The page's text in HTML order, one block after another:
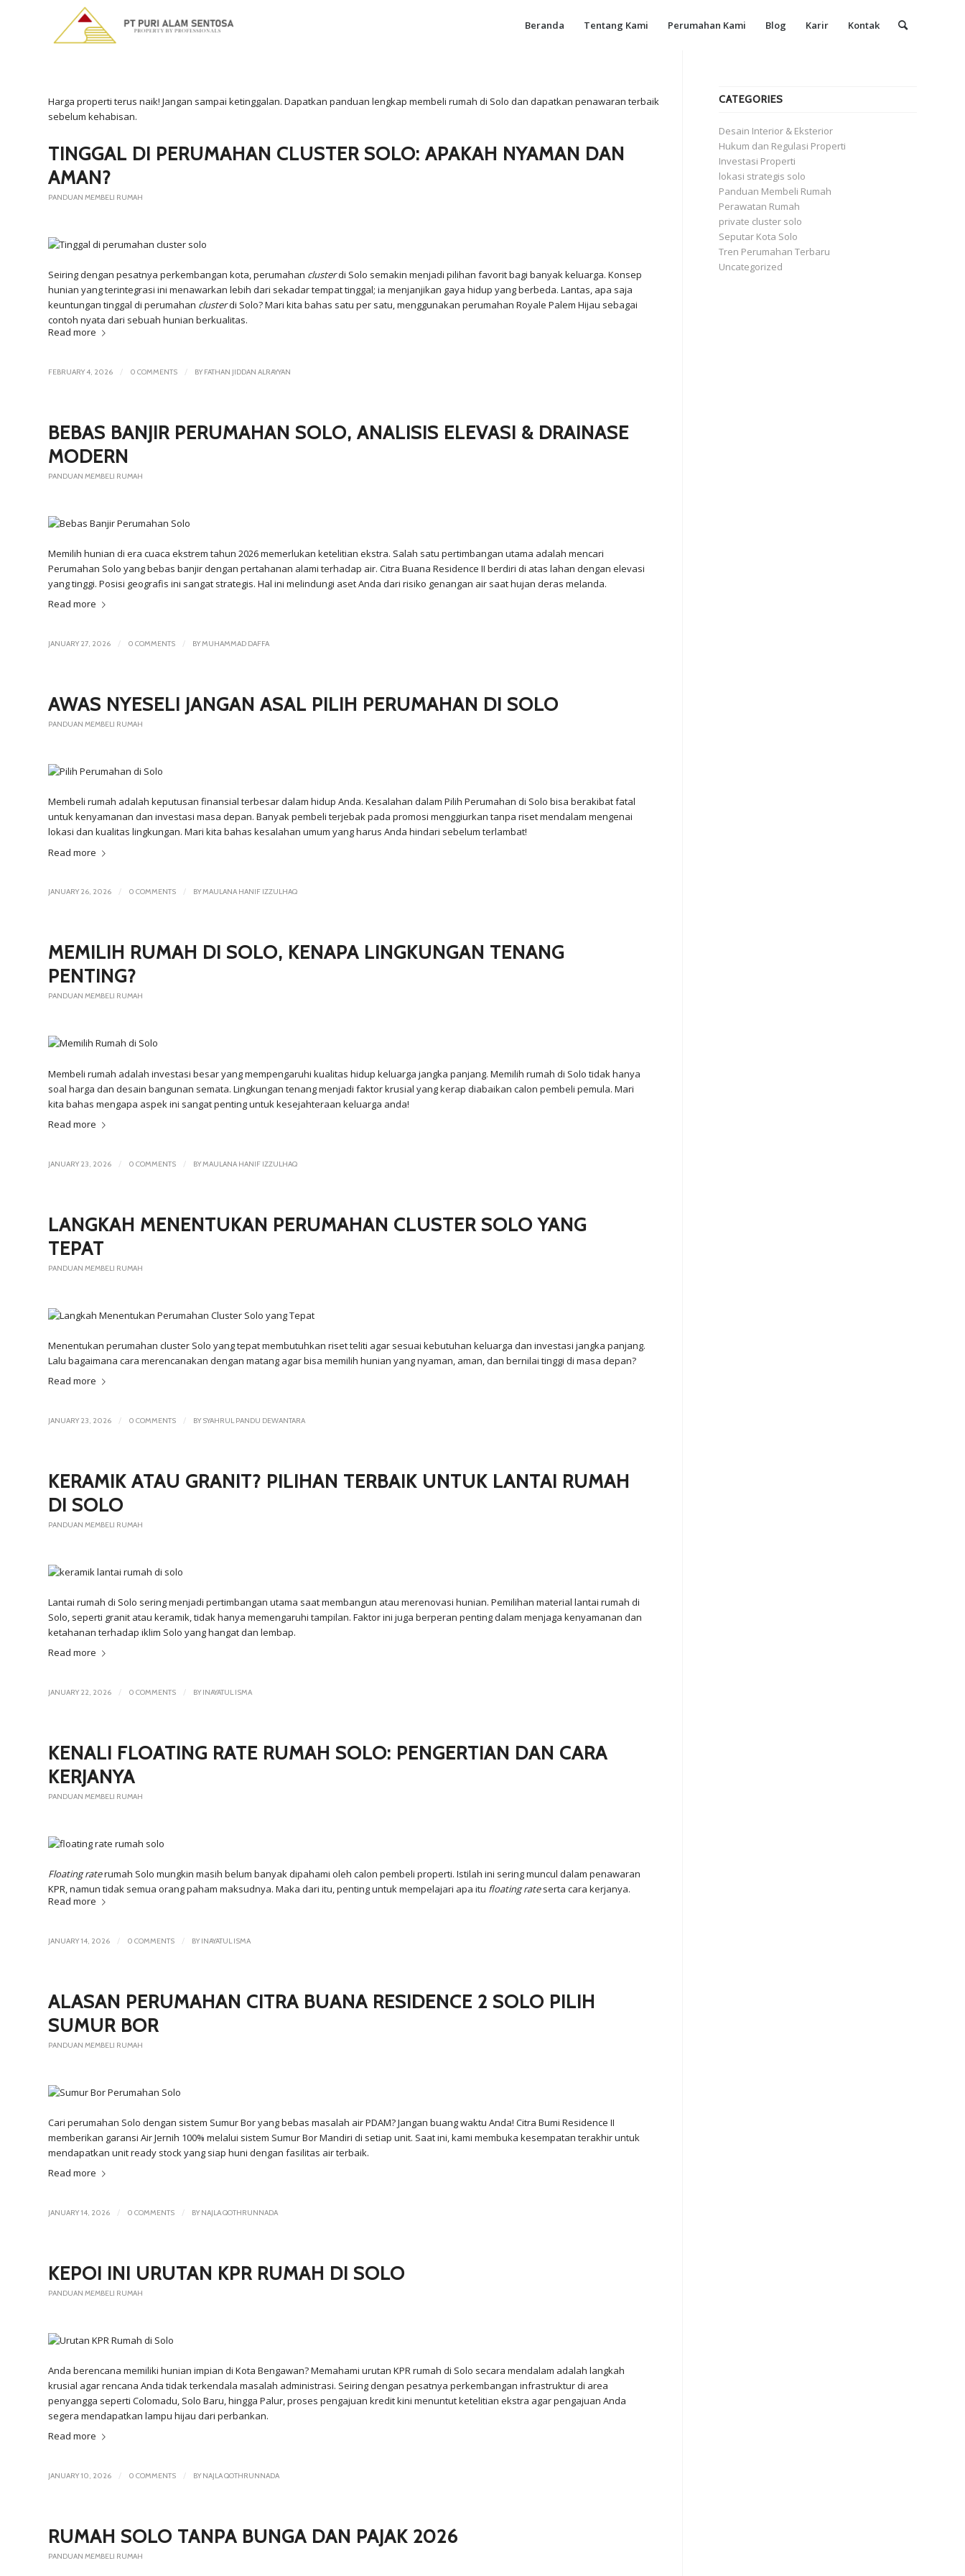
Beranda Tentang Kami Perumahan Kami Blog Karir Kontak
Harga properti terus naik! Jangan sampai ketinggalan. Dapatkan panduan lengkap membeli rumah di Solo dan dapatkan penawaran terbaik
sebelum kehabisan.
TINGGAL DI PERUMAHAN CLUSTER SOLO: APAKAH NYAMAN DAN
AMAN?
PANDUAN MEMBELI RUMAH
Seiring dengan pesatnya perkembangan kota, perumahan clusterdi Solo semakin menjadi pilihan favorit bagi banyak keluarga. Konsep
hunian yang terintegrasi ini menawarkan lebih dari sekadar tempat tinggal; ia menjanjikan gaya hidup yang berbeda. Lantas, apa saja
keuntungan tinggal di perumahan clusterdi Solo? Mari kita bahas satu per satu, menggunakan perumahan Royale Palem Hijau sebagai
contoh nyata dari sebuah hunian berkualitas.
Read more
FEBRUARY 4, 2026 / 0 COMMENTS / BYFATHAN JIDDAN ALRAYYAN
BEBAS BANJIR PERUMAHAN SOLO, ANALISIS ELEVASI & DRAINASE
MODERN
PANDUAN MEMBELI RUMAH
Memilih hunian di era cuaca ekstrem tahun 2026 memerlukan ketelitian ekstra. Salah satu pertimbangan utama adalah mencari
Perumahan Solo yang bebas banjir dengan pertahanan alami terhadap air. Citra Buana Residence II berdiri di atas lahan dengan elevasi
yang tinggi. Posisi geografis ini sangat strategis. Hal ini melindungi aset Anda dari risiko genangan air saat hujan deras melanda.
Read more
JANUARY 27, 2026 / 0 COMMENTS / BYMUHAMMAD DAFFA
AWAS NYESEL! JANGAN ASAL PILIH PERUMAHAN DI SOLO
PANDUAN MEMBELI RUMAH
Membeli rumah adalah keputusan finansial terbesar dalam hidup Anda. Kesalahan dalam Pilih Perumahan di Solo bisa berakibat fatal
untuk kenyamanan dan investasi masa depan. Banyak pembeli terjebak pada promosi menggiurkan tanpa riset mendalam mengenai
lokasi dan kualitas lingkungan. Mari kita bahas kesalahan umum yang harus Anda hindari sebelum terlambat!
Read more
JANUARY 26, 2026 / 0 COMMENTS / BYMAULANA HANIF IZZULHAQ
MEMILIH RUMAH DI SOLO, KENAPA LINGKUNGAN TENANG
PENTING?
PANDUAN MEMBELI RUMAH
Membeli rumah adalah investasi besar yang mempengaruhi kualitas hidup keluarga jangka panjang. Memilih rumah di Solo tidak hanya
soal harga dan desain bangunan semata. Lingkungan tenang menjadi faktor krusial yang kerap diabaikan calon pembeli pemula. Mari
kita bahas mengapa aspek ini sangat penting untuk kesejahteraan keluarga anda!
Read more
JANUARY 23, 2026 / 0 COMMENTS / BYMAULANA HANIF IZZULHAQ
LANGKAH MENENTUKAN PERUMAHAN CLUSTER SOLO YANG
TEPAT
PANDUAN MEMBELI RUMAH
Menentukan perumahan cluster Solo yang tepat membutuhkan riset teliti agar sesuai kebutuhan keluarga dan investasi jangka panjang.
Lalu bagaimana cara merencanakan dengan matang agar bisa memilih hunian yang nyaman, aman, dan bernilai tinggi di masa depan?
Read more
JANUARY 23, 2026 / 0 COMMENTS / BYSYAHRUL PANDU DEWANTARA
KERAMIK ATAU GRANIT? PILIHAN TERBAIK UNTUK LANTAI RUMAH
DI SOLO
PANDUAN MEMBELI RUMAH
Lantai rumah di Solo sering menjadi pertimbangan utama saat membangun atau merenovasi hunian. Pemilihan material lantai rumah di
Solo, seperti granit atau keramik, tidak hanya memengaruhi tampilan. Faktor ini juga berperan penting dalam menjaga kenyamanan dan
ketahanan terhadap iklim Solo yang hangat dan lembap.
Read more
JANUARY 22, 2026 / 0 COMMENTS / BYINAYATUL ISMA
KENALI FLOATING RATE RUMAH SOLO: PENGERTIAN DAN CARA
KERJANYA
PANDUAN MEMBELI RUMAH
Floating raterumah Solo mungkin masih belum banyak dipahami oleh calon pembeli properti. Istilah ini sering muncul dalam penawaran
KPR, namun tidak semua orang paham maksudnya. Maka dari itu, penting untuk mempelajari apa itu floating rateserta cara kerjanya.
Read more
JANUARY 14, 2026 / 0 COMMENTS / BYINAYATUL ISMA
ALASAN PERUMAHAN CITRA BUANA RESIDENCE 2 SOLO PILIH
SUMUR BOR
PANDUAN MEMBELI RUMAH
Cari perumahan Solo dengan sistem Sumur Bor yang bebas masalah air PDAM? Jangan buang waktu Anda! Citra Bumi Residence II
memberikan garansi Air Jernih 100% melalui sistem Sumur Bor Mandiri di setiap unit. Saat ini, kami membuka kesempatan terakhir untuk
mendapatkan unitready stockyang siap huni dengan fasilitas air terbaik.
Read more
JANUARY 14, 2026 / 0 COMMENTS / BYNAJLA QOTHRUNNADA
KEPO! INI URUTAN KPR RUMAH DI SOLO
PANDUAN MEMBELI RUMAH
Anda berencana memiliki hunian impian di Kota Bengawan? Memahami urutan KPR rumah di Solo secara mendalam adalah langkah
krusial agar rencana Anda tidak terkendala masalah administrasi. Seiring dengan pesatnya perkembangan infrastruktur di area
penyangga seperti Colomadu, Solo Baru, hingga Palur, proses pengajuan kredit kini menuntut ketelitian ekstra agar pengajuan Anda
segera mendapatkan lampu hijau dari perbankan.
Read more
JANUARY 10, 2026 / 0 COMMENTS / BYNAJLA QOTHRUNNADA
RUMAH SOLO TANPA BUNGA DAN PAJAK 2026
PANDUAN MEMBELI RUMAH
CATEGORIES
Desain Interior & Eksterior
Hukum dan Regulasi Properti
Investasi Properti
lokasi strategis solo
Panduan Membeli Rumah
Perawatan Rumah
private cluster solo
Seputar Kota Solo
Tren Perumahan Terbaru
Uncategorized